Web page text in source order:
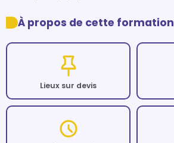
À propos de cette formation
Lieux sur devis